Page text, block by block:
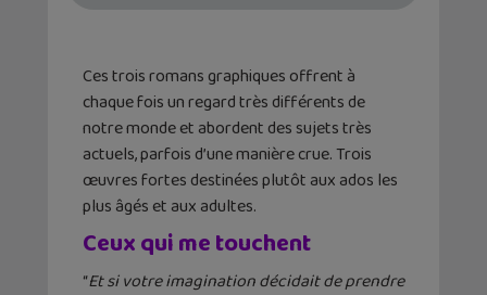
Ces trois romans graphiques offrent à
chaque fois un regard très différents de
notre monde et abordent des sujets très
actuels, parfois d’une manière crue. Trois
œuvres fortes destinées plutôt aux ados les
plus âgés et aux adultes.
Ceux qui me touchent
“Et si votre imagination décidait de prendre